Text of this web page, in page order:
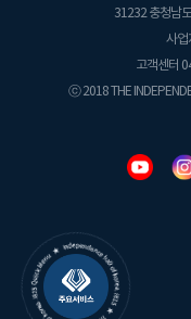
31232 충청남
사업
고객센터
ⓒ 2018 THE